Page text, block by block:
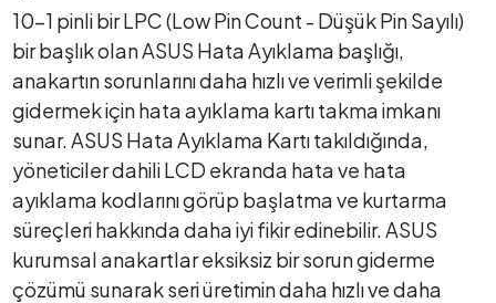
10-1 pinli bir LPC (Low Pin Count - Düşük Pin Sayılı)
bir başlık olan ASUS Hata Ayıklama başlığı,
anakartın sorunlarını daha hızlı ve verimli şekilde
gidermek için hata ayıklama kartı takma imkanı
sunar. ASUS Hata Ayıklama Kartı takıldığında,
yöneticiler dahili LCD ekranda hata ve hata
ayıklama kodlarını görüp başlatma ve kurtarma
süreçleri hakkında daha iyi fikir edinebilir. ASUS
kurumsal anakartlar eksiksiz bir sorun giderme
çözümü sunarak seri üretimin daha hızlı ve daha